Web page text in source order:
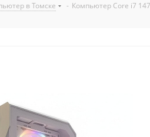
в Томске - Компьютер Core i7